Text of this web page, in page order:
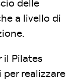
delle
a livello di
il Pilates
per realizzare